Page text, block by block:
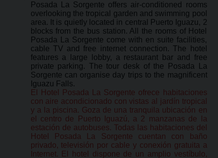
Posada La Sorgente offers air-conditioned rooms
overlooking the tropical garden and swimming pool
area. It is quietly located in central Puerto Iguazu, 2
blocks from the bus station. All the rooms of Hotel
Posada La Sorgente come with en suite facilities,
cable TV and free internet connection. The hotel
features a large lobby, a restaurant bar and free
private parking. The tour desk of the Posada La
Sorgente can organise day trips to the magnificent
Iguazu Falls.
El Hotel Posada La Sorgente ofrece habitaciones
con aire acondicionado con vistas al jardín tropical
y a la piscina. Goza de una tranquila ubicación en
el centro de Puerto Iguazú, a 2 manzanas de la
estación de autobuses. Todas las habitaciones del
Hotel Posada La Sorgente cuentan con baño
privado, televisión por cable y conexión gratuita a
Internet. El hotel dispone de un amplio vestíbulo,